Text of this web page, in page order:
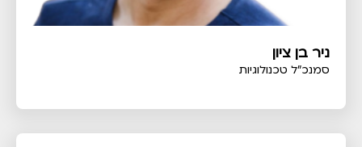
ניר בן ציון
סמנכ"ל טכנולוגיות